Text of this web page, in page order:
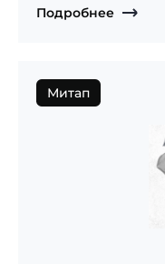
Подробнее
Митап